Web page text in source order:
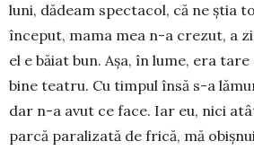
luni, dădeam spectacol, că ne știa
început, mama mea n-a crezut, a
el e băiat bun. Așa, în lume, era
bine teatru. Cu timpul însă s-a
dar n-a avut ce face. Iar eu, nici
parcă paralizată de frică, mă